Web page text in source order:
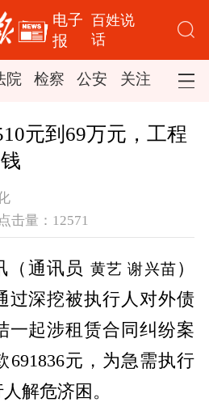
电子
报
百姓说
话
院 检察 公安 关注 司法
元到69万元，工程
击量：12571
（通讯员 黄艺 谢兴苗）
过深挖被执行人对外债
一起涉租赁合同纠纷案
691836元，为急需执行
解危济困。